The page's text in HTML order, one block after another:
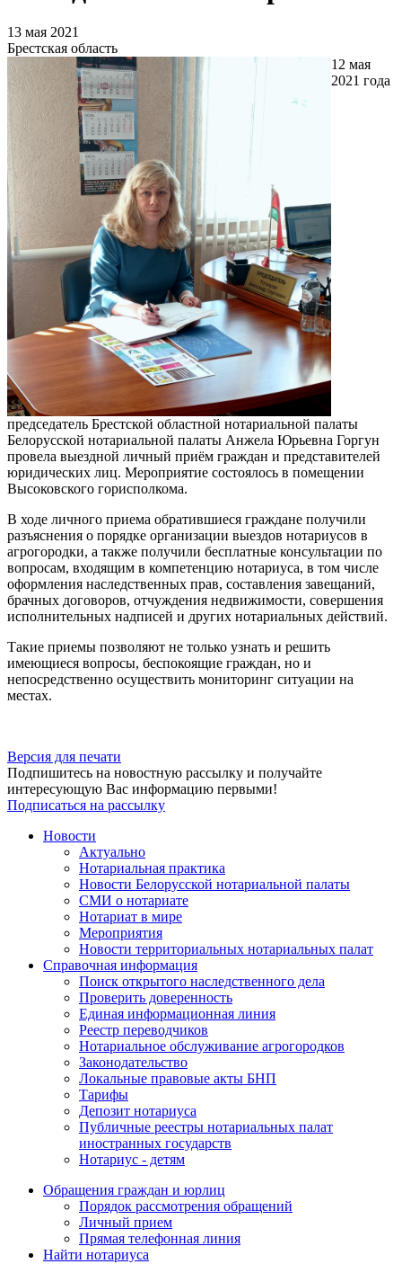
13 мая 2021
Брестская область
12 мая
2021 года
председатель Брестской областной нотариальной палаты
Белорусской нотариальной палаты Анжела Юрьевна Горгун
провела выездной личный приём граждан и представителей
юридических лиц. Мероприятие состоялось в помещении
Высоковского горисполкома.
В ходе личного приема обратившиеся граждане получили
разъяснения о порядке организации выездов нотариусов в
агрогородки, а также получили бесплатные консультации по
вопросам, входящим в компетенцию нотариуса, в том числе
оформления наследственных прав, составления завещаний,
брачных договоров, отчуждения недвижимости, совершения
исполнительных надписей и других нотариальных действий.
Такие приемы позволяют не только узнать и решить
имеющиеся вопросы, беспокоящие граждан, но и
непосредственно осуществить мониторинг ситуации на
местах.
Версия для печати
Подпишитесь на новостную рассылку и получайте
интересующую Вас информацию первыми!
Подписаться на рассылку
Новости
Актуально
Нотариальная практика
Новости Белорусской нотариальной палаты
СМИ о нотариате
Нотариат в мире
Мероприятия
Новости территориальных нотариальных палат
Справочная информация
Поиск открытого наследственного дела
Проверить доверенность
Единая информационная линия
Реестр переводчиков
Нотариальное обслуживание агрогородков
Законодательство
Локальные правовые акты БНП
Тарифы
Депозит нотариуса
Публичные реестры нотариальных палат
иностранных государств
Нотариус - детям
Обращения граждан и юрлиц
Порядок рассмотрения обращений
Личный прием
Прямая телефонная линия
Найти нотариуса